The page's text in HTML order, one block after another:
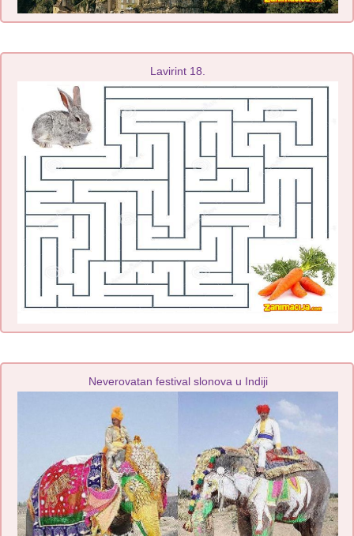
Lavirint 18.
Neverovatan festival slonova u Indiji